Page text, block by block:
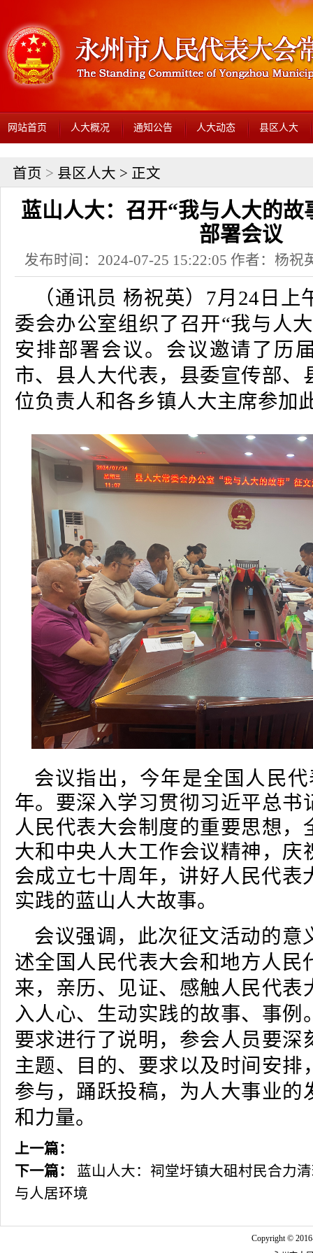
网站首页 人大概况 通知公告 人大动态 县区人大
首页 > 县区人大 > 正文
蓝山人大：召开“我与人大的故
部署会议
发布时间：2024-07-25 15:22:05 作者：杨祝
（通讯员 杨祝英）7月24日
委会办公室组织了召开“我与人
安排部署会议。会议邀请了历
市、县人大代表，县委宣传部、
位负责人和各乡镇人大主席参加
会议指出，今年是全国人民
年。要深入学习贯彻习近平总书
人民代表大会制度的重要思想，
大和中央人大工作会议精神，庆
会成立七十周年，讲好人民代表
实践的蓝山人大故事。
会议强调，此次征文活动的意
述全国人民代表大会和地方人民
来，亲历、见证、感触人民代表
入人心、生动实践的故事、事例
要求进行了说明，参会人员要深
主题、目的、要求以及时间安排
参与，踊跃投稿，为人大事业的
和力量。
上一篇：
下一篇：
蓝山人大：祠堂圩镇大砠村民合力
与人居环境
Copyright ©